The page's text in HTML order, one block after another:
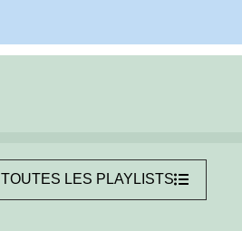
TOUTES LES PLAYLISTS